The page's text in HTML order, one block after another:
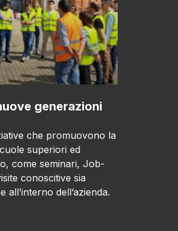
generazioni
che promuovono la
superiori ed
come seminari, Job-
conoscitive sia
all’interno dell’azienda.